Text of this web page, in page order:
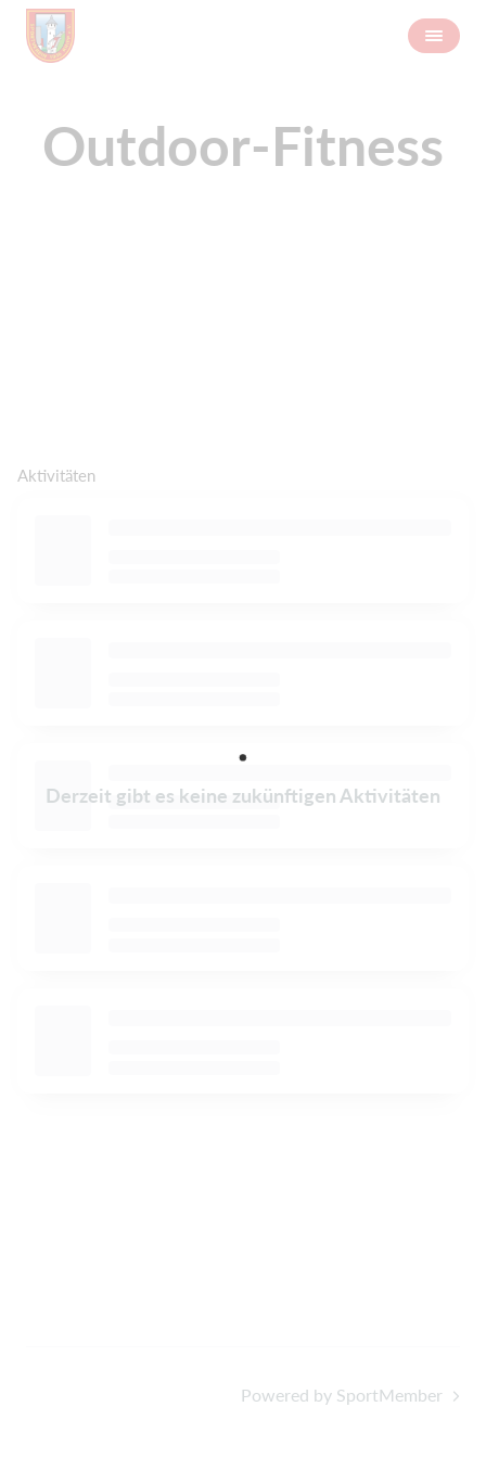
Outdoor-Fitness
Aktivitäten
Derzeit gibt es keine zukünftigen Aktivitäten
Powered by SportMember